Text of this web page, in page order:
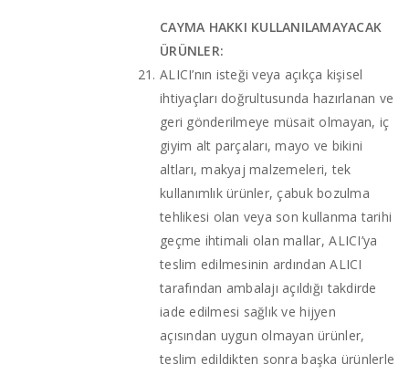
CAYMA HAKKI KULLANILAMAYACAK
ÜRÜNLER:
ALICI’nın isteği veya açıkça kişisel
ihtiyaçları doğrultusunda hazırlanan ve
geri gönderilmeye müsait olmayan, iç
giyim alt parçaları, mayo ve bikini
altları, makyaj malzemeleri, tek
kullanımlık ürünler, çabuk bozulma
tehlikesi olan veya son kullanma tarihi
geçme ihtimali olan mallar, ALICI’ya
teslim edilmesinin ardından ALICI
tarafından ambalajı açıldığı takdirde
iade edilmesi sağlık ve hijyen
açısından uygun olmayan ürünler,
teslim edildikten sonra başka ürünlerle